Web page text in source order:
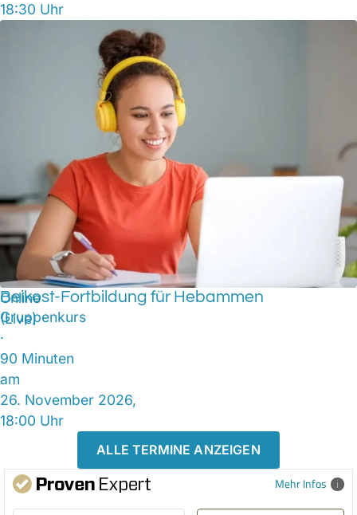
18:30 Uhr
Online
(Live)
Beikost-Fortbildung für Hebammen
Gruppenkurs
·
90 Minuten
am
26. November 2026,
18:00 Uhr
ALLE TERMINE ANZEIGEN
Mehr Infos